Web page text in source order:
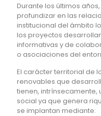
Durante los últimos
profundizar en las
institucional del ámbito
los proyectos
informativas y de
o asociaciones del
El carácter territorial de
renovables que
tienen, intrínsecamente,
social ya que genera
se implantan mediante: